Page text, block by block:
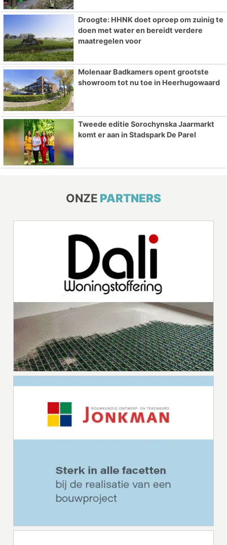
Droogte: HHNK doet oproep om zuinig te
doen met water en bereidt verdere
maatregelen voor
Molenaar Badkamers opent grootste
showroom tot nu toe in Heerhugowaard
Tweede editie Sorochynska Jaarmarkt
komt er aan in Stadspark De Parel
ONZE PARTNERS